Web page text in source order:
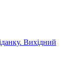
Вихідний